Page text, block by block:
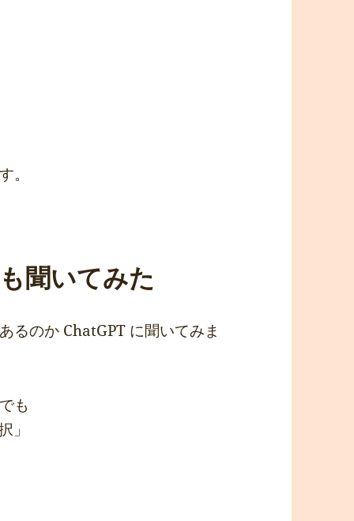
。
聞いてみた
るのか ChatGPT に聞いてみま
も
」